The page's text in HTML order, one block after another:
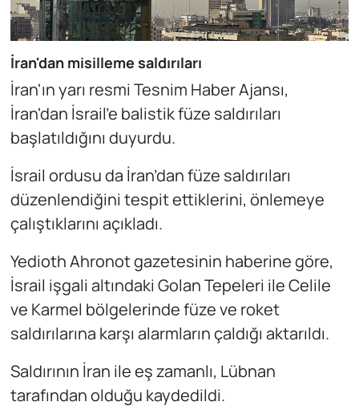
İran'dan misilleme saldırıları
İran'ın yarı resmi Tesnim Haber Ajansı,
İran'dan İsrail'e balistik füze saldırıları
başlatıldığını duyurdu.
İsrail ordusu da İran’dan füze saldırıları
düzenlendiğini tespit ettiklerini, önlemeye
çalıştıklarını açıkladı.
Yedioth Ahronot gazetesinin haberine göre,
İsrail işgali altındaki Golan Tepeleri ile Celile
ve Karmel bölgelerinde füze ve roket
saldırılarına karşı alarmların çaldığı aktarıldı.
Saldırının İran ile eş zamanlı, Lübnan
tarafından olduğu kaydedildi.